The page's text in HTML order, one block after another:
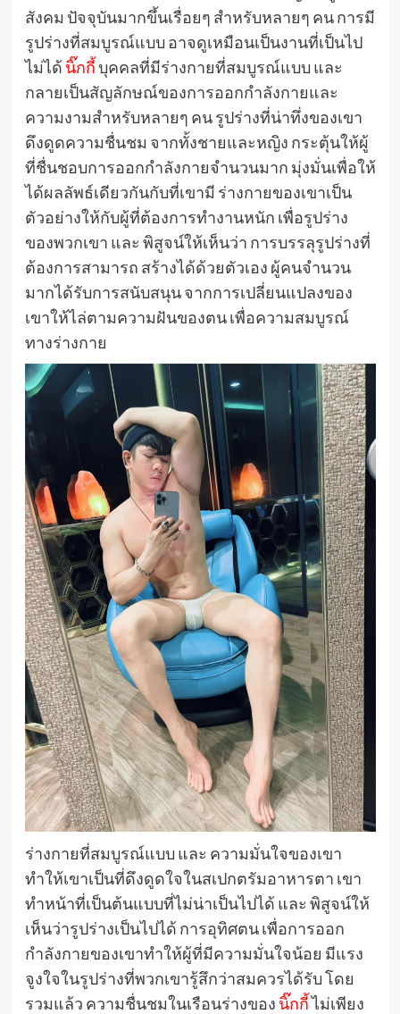
สังคม ปัจจุบันมากขึ้นเรื่อยๆ สำหรับหลายๆ คน การมี
รูปร่างที่สมบูรณ์แบบ อาจดูเหมือนเป็นงานที่เป็นไป
ไม่ได้นิ๊กกี้บุคคลที่มีร่างกายที่สมบูรณ์แบบ และ
กลายเป็นสัญลักษณ์ของการออกกำลังกายและ
ความงามสำหรับหลายๆ คน รูปร่างที่น่าทึ่งของเขา
ดึงดูดความชื่นชม จากทั้งชายและหญิง กระตุ้นให้ผู้
ที่ชื่นชอบการออกกำลังกายจำนวนมาก มุ่งมั่นเพื่อให้
ได้ผลลัพธ์เดียวกันกับที่เขามี ร่างกายของเขาเป็น
ตัวอย่างให้กับผู้ที่ต้องการทำงานหนัก เพื่อรูปร่าง
ของพวกเขา และ พิสูจน์ให้เห็นว่า การบรรลุรูปร่างที่
ต้องการสามารถ สร้างได้ด้วยตัวเอง ผู้คนจำนวน
มากได้รับการสนับสนุน จากการเปลี่ยนแปลงของ
เขาให้ไล่ตามความฝันของตน เพื่อความสมบูรณ์
ทางร่างกาย
ร่างกายที่สมบูรณ์แบบ และ ความมั่นใจของเขา
ทำให้เขาเป็นที่ดึงดูดใจในสเปกตรัมอาหารตา เขา
ทำหน้าที่เป็นต้นแบบที่ไม่น่าเป็นไปได้ และ พิสูจน์ให้
เห็นว่ารูปร่างเป็นไปได้ การอุทิศตน เพื่อการออก
กำลังกายของเขาทำให้ผู้ที่มีความมั่นใจน้อย มีแรง
จูงใจในรูปร่างที่พวกเขารู้สึกว่าสมควรได้รับ โดย
รวมแล้ว ความชื่นชมในเรือนร่างของ นิ๊กกี้ไม่เพียง